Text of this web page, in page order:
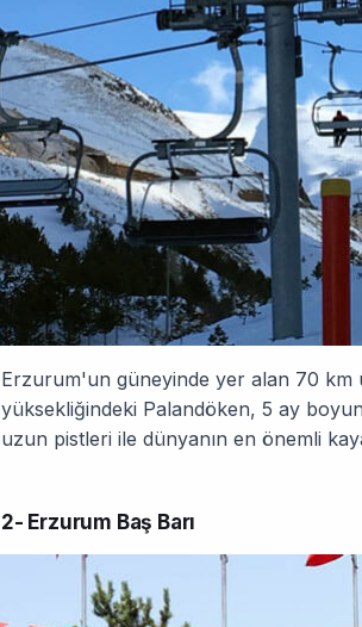
Erzurum'un güneyinde yer alan 70 km
yüksekliğindeki Palandöken, 5 ay
uzun pistleri ile dünyanın en önemli
2- Erzurum Baş Barı